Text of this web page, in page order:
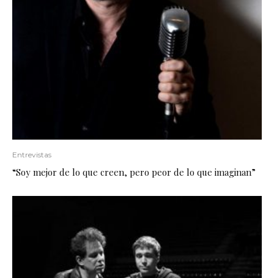
Entrevistas
“Soy mejor de lo que creen, pero peor de lo que imaginan”